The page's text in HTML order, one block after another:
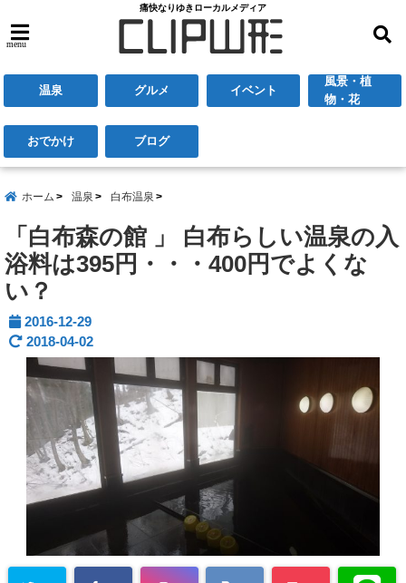
痛快なりゆきローカルメディア
menu
温泉 グルメ イベント
風景・植
物・花
おでかけ ブログ
ホーム 温泉 白布温泉
「白布森の館 」 白布らしい温泉の入
浴料は395円・・・400円でよくな
い？
2016-12-29
2018-04-02